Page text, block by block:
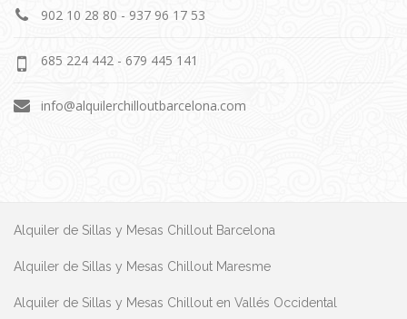
902 10 28 80 - 937 96 17 53
685 224 442 - 679 445 141
info@alquilerchilloutbarcelona.com
Alquiler de Sillas y Mesas Chillout Barcelona
Alquiler de Sillas y Mesas Chillout Maresme
Alquiler de Sillas y Mesas Chillout en Vallés Occidental